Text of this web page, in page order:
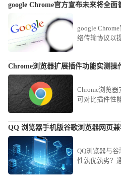
google Chrome官方宣布未来将全面
google
络传输协议以
Chrome浏览器扩展插件功能实测操
Chrome浏览
可对比插件性
QQ 浏览器手机版谷歌浏览器网页
QQ浏览器与
性孰优孰劣？